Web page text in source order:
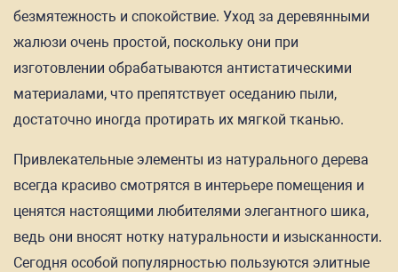
безмятежность и спокойствие. Уход за деревянными
жалюзи очень простой, поскольку они при
изготовлении обрабатываются антистатическими
материалами, что препятствует оседанию пыли,
достаточно иногда протирать их мягкой тканью.
Привлекательные элементы из натурального дерева
всегда красиво смотрятся в интерьере помещения и
ценятся настоящими любителями элегантного шика,
ведь они вносят нотку натуральности и изысканности.
Сегодня особой популярностью пользуются элитные